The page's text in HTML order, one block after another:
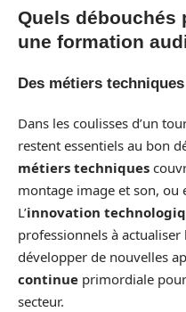
Quels débouchés
une formation
Des métiers
Dans les coulisses d’un
restent essentiels au bon
métiers techniques
montage image et son, ou
L’innovation
professionnels à actualiser
développer de nouvelles
continue primordiale
secteur.